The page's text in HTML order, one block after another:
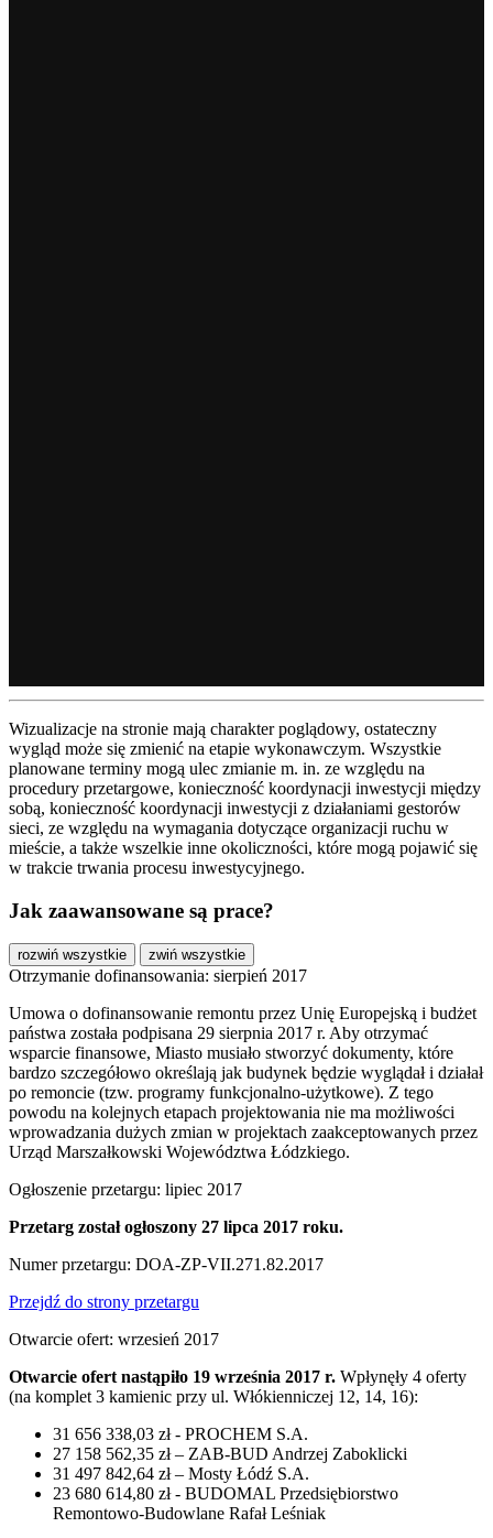
Wizualizacje na stronie mają charakter poglądowy, ostateczny
wygląd może się zmienić na etapie wykonawczym. Wszystkie
planowane terminy mogą ulec zmianie m. in. ze względu na
procedury przetargowe, konieczność koordynacji inwestycji między
sobą, konieczność koordynacji inwestycji z działaniami gestorów
sieci, ze względu na wymagania dotyczące organizacji ruchu w
mieście, a także wszelkie inne okoliczności, które mogą pojawić się
w trakcie trwania procesu inwestycyjnego.
Jak zaawansowane są prace?
rozwiń wszystkie zwiń wszystkie
Otrzymanie dofinansowania: sierpień 2017
Umowa o dofinansowanie remontu przez Unię Europejską i budżet
państwa została podpisana 29 sierpnia 2017 r. Aby otrzymać
wsparcie finansowe, Miasto musiało stworzyć dokumenty, które
bardzo szczegółowo określają jak budynek będzie wyglądał i działał
po remoncie (tzw. programy funkcjonalno-użytkowe). Z tego
powodu na kolejnych etapach projektowania nie ma możliwości
wprowadzania dużych zmian w projektach zaakceptowanych przez
Urząd Marszałkowski Województwa Łódzkiego.
Ogłoszenie przetargu: lipiec 2017
Przetarg został ogłoszony 27 lipca 2017 roku.
Numer przetargu: DOA-ZP-VII.271.82.2017
Przejdź do strony przetargu
Otwarcie ofert: wrzesień 2017
Otwarcie ofert nastąpiło 19 września 2017 r. Wpłynęły 4 oferty
(na komplet 3 kamienic przy ul. Włókienniczej 12, 14, 16):
31 656 338,03 zł - PROCHEM S.A.
27 158 562,35 zł – ZAB-BUD Andrzej Zaboklicki
31 497 842,64 zł – Mosty Łódź S.A.
23 680 614,80 zł - BUDOMAL Przedsiębiorstwo
Remontowo-Budowlane Rafał Leśniak